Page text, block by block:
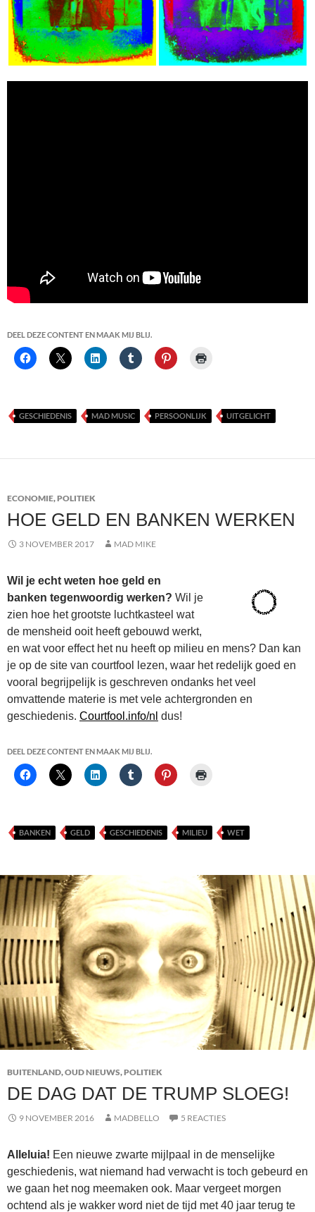
DEEL DEZE CONTENT EN MAAK MIJ BLIJ.
GESCHIEDENIS MAD MUSIC PERSOONLIJK UITGELICHT
ECONOMIE,POLITIEK
HOE GELD EN BANKEN WERKEN
3 NOVEMBER 2017 MAD MIKE
Wil je echt weten hoe geld en
banken tegenwoordig werken? Wil je
zien hoe het grootste luchtkasteel wat
de mensheid ooit heeft gebouwd werkt,
en wat voor effect het nu heeft op milieu en mens? Dan kan
je op de site van courtfool lezen, waar het redelijk goed en
vooral begrijpelijk is geschreven ondanks het veel
omvattende materie is met vele achtergronden en
geschiedenis. Courtfool.info/nl dus!
DEEL DEZE CONTENT EN MAAK MIJ BLIJ.
BANKEN GELD GESCHIEDENIS MILIEU WET
BUITENLAND,OUD NIEUWS,POLITIEK
DE DAG DAT DE TRUMP SLOEG!
9 NOVEMBER 2016 MADBELLO 5 REACTIES
Alleluia! Een nieuwe zwarte mijlpaal in de menselijke
geschiedenis, wat niemand had verwacht is toch gebeurd en
we gaan het nog meemaken ook. Maar vergeet morgen
ochtend als je wakker word niet de tijd met 40 jaar terug te